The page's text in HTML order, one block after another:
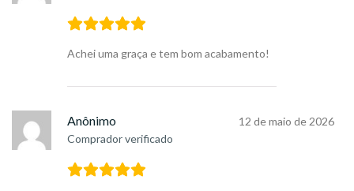
Achei uma graça e tem bom acabamento!
Anônimo
Comprador verificado
12 de maio de 2026